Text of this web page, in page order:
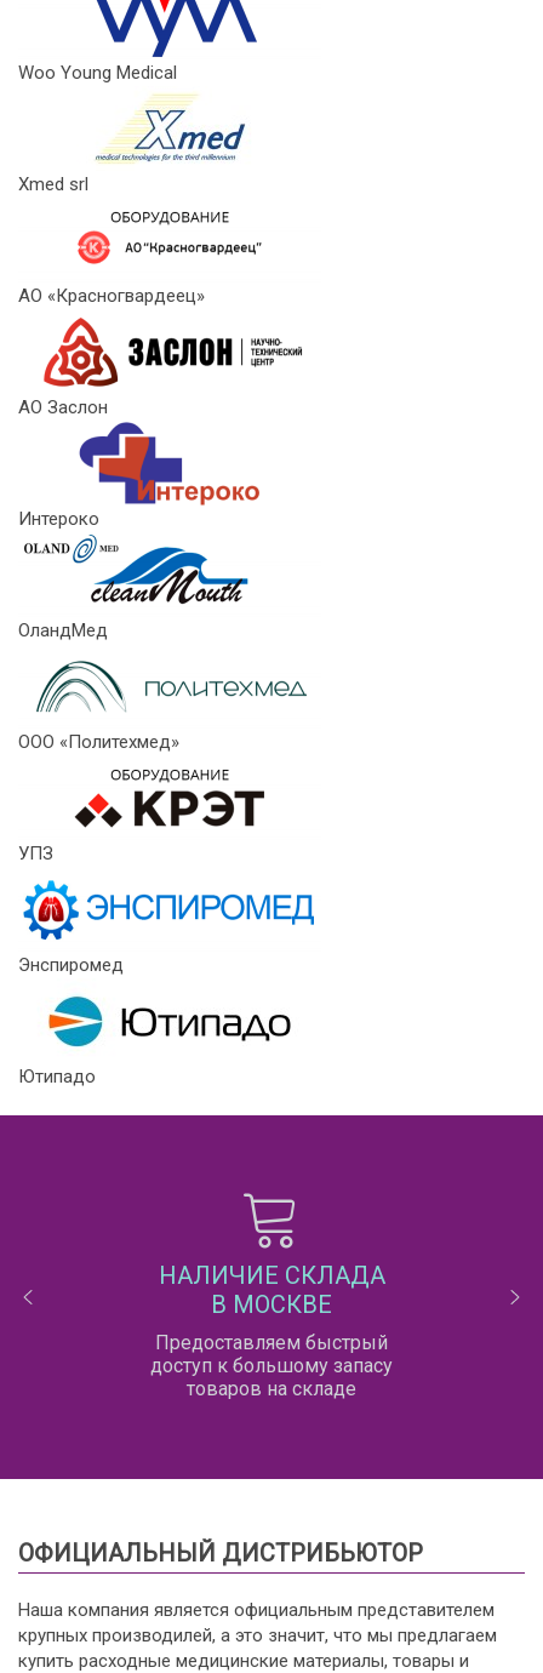
Woo Young Medical
Xmed srl
АО «Красногвардеец»
АО Заслон
Интероко
ОландМед
ООО «Политехмед»
УПЗ
Энспиромед
Ютипадо
НАЛИЧИЕ СКЛАДА
В МОСКВЕ
Предоставляем быстрый
доступ к большому запасу
товаров на складе
ОФИЦИАЛЬНЫЙ ДИСТРИБЬЮТОР
Наша компания является официальным представителем
крупных производилей, а это значит, что мы предлагаем
купить расходные медицинские материалы, товары и